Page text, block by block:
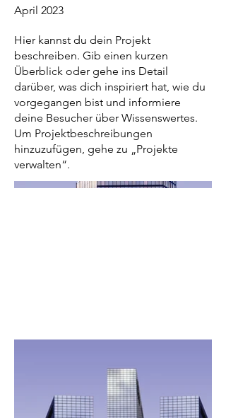
April 2023
Hier kannst du dein Projekt
beschreiben. Gib einen kurzen
Überblick oder gehe ins Detail
darüber, was dich inspiriert hat, wie du
vorgegangen bist und informiere
deine Besucher über Wissenswertes.
Um Projektbeschreibungen
hinzuzufügen, gehe zu „Projekte
verwalten“.